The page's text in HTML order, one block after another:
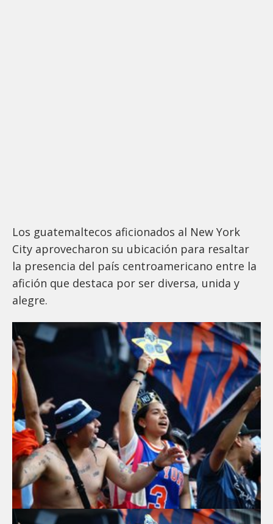
Los guatemaltecos aficionados al New York
City aprovecharon su ubicación para resaltar
la presencia del país centroamericano entre la
afición que destaca por ser diversa, unida y
alegre.